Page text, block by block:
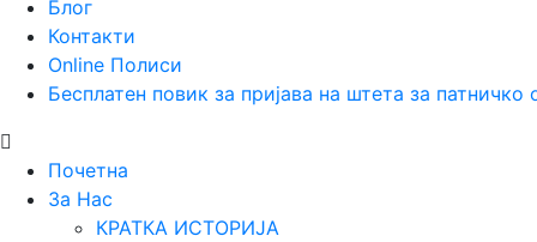
Блог
Контакти
Online Полиси
Бесплатен повик за пријава на штета за патничко
Почетна
За Нас
КРАТКА ИСТОРИЈА